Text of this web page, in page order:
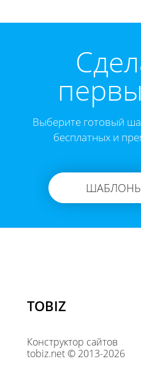
Выберите готовый
бесплатных и
TOBIZ
Конструктор сайтов
tobiz.net © 2013-2026